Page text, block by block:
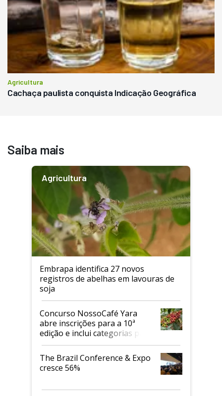
Agricultura
Cachaça paulista conquista Indicação Geográfica
Saiba mais
Agricultura
Embrapa identifica 27 novos
registros de abelhas em lavouras de
soja
Concurso NossoCafé Yara
abre inscrições para a 10ª
edição e inclui categorias para
cafés Canephora
The Brazil Conference & Expo
cresce 56%